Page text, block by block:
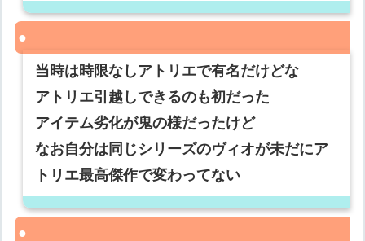
当時は時限なしアトリエで有名だけどな
アトリエ引越しできるのも初だった
アイテム劣化が鬼の様だったけど
なお自分は同じシリーズのヴィオが未だにア
トリエ最高傑作で変わってない